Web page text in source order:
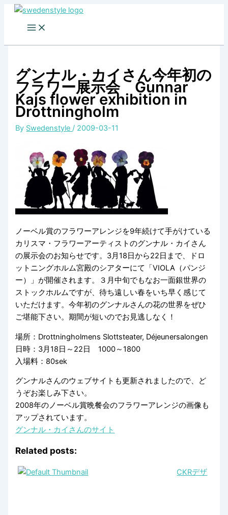
Skip
グンナル・カイさん今年初の
フラワー展示会 Gunnar
Kajs flower exhibition in
Drottningholm
By Swedenstyle / 2009-03-11
ノーベル賞のフラワーアレンジを9年続けて手がけている
カリスマ・フラワーアーティストのグンナル・カイさん
の展示会のお知らせです。3月18日から22日まで、ドロ
ットニングホルム宮殿のシアターにて「VIOLA（パンジ
ー）」が開催されます。３月中旬でもなお一面銀世界の
ストックホルムですが、待ち遠しい春をいち早く感じて
いただけます。今年初のグンナルさんの花の世界をぜひ
ご堪能下さい。期間が短いのでお見逃しなく！
場所：Drottningholmens Slottsteater, Déjeunersalongen
日時：3月18日～22日 1000～1800
入場料：80sek
グンナルさんのウェブサイトも更新されましたので、ど
うぞお楽しみ下さい。
2008年のノーベル賞晩餐会のフラワーアレンジの画像も
アップされています。
グンナル・カイさんのサイト
Related posts:
CKRデザ